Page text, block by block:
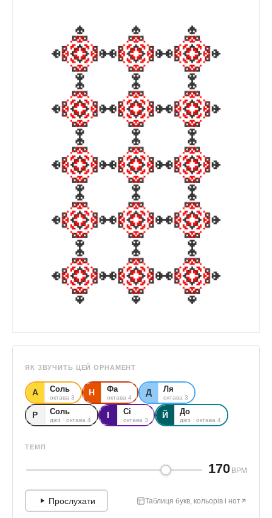
ЯК ЗВУЧИТЬ ЦЕЙ ОРНАМЕНТ
А Соль
октава 3 Н Фа
октава 4 Д Ля
октава 3
Р Соль
дієз · октава 4 І Сі
октава 3 Й До
дієз · октава 4
ТЕМП
170 BPM
Прослухати Таблиця букв, кольорів і нот